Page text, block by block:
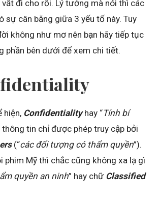
vất đi cho rồi. Lý tưởng mà nói thì các
sự cân bằng giữa 3 yếu tố này. Tuy
không như mơ nên bạn hãy tiếp tục
phần bên dưới để xem chi tiết.
hiện, Confidentialityhay “Tính bí
thông tin chỉ được phép truy cập bởi
(“các đối tượng có thẩm quyền”).
phim Mỹ thì chắc cũng không xa lạ gì
quyền an ninh” hay chữ Classified